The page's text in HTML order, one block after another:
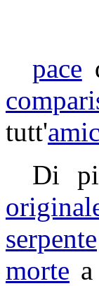
pace
tutt'
Di
serpente
morte